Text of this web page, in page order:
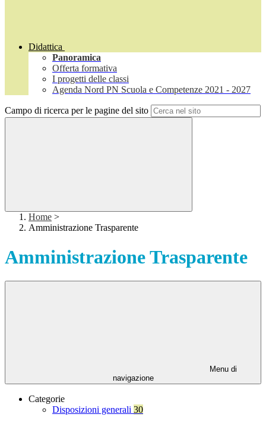
Didattica
Panoramica
Offerta formativa
I progetti delle classi
Agenda Nord PN Scuola e Competenze 2021 - 2027
Campo di ricerca per le pagine del sito
Home >
Amministrazione Trasparente
Amministrazione Trasparente
Menu di
navigazione
Categorie
Disposizioni generali 30